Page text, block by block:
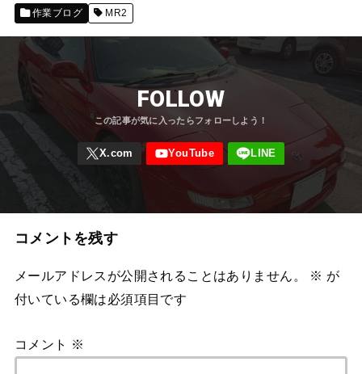
作業ブログ MR2
FOLLOW
コメントを残す
メールアドレスが公開されることはありません。 ※ が
付いている欄は必須項目です
コメント ※